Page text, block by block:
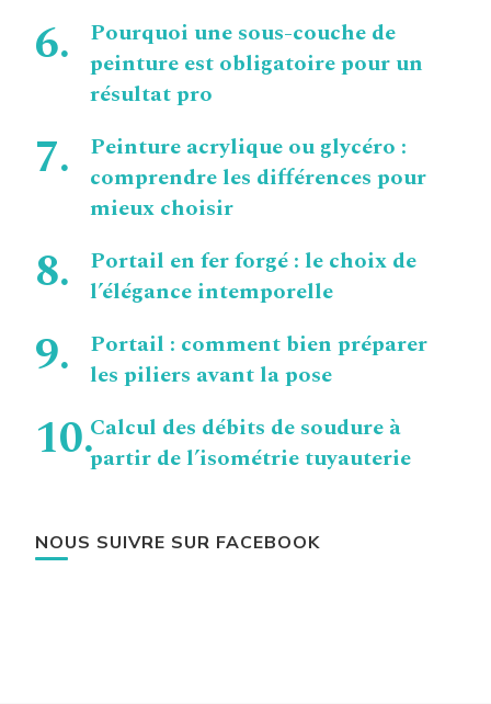
Pourquoi une sous-couche de
peinture est obligatoire pour un
résultat pro
Peinture acrylique ou glycéro :
comprendre les différences pour
mieux choisir
Portail en fer forgé : le choix de
l’élégance intemporelle
Portail : comment bien préparer
les piliers avant la pose
Calcul des débits de soudure à
partir de l’isométrie tuyauterie
NOUS SUIVRE SUR FACEBOOK